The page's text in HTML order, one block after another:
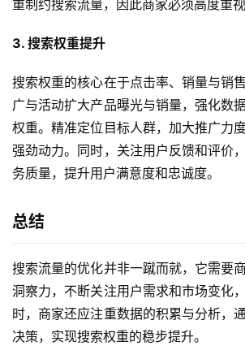
重制约搜索流量，因此商家必须高度重
3. 搜索权重提升
搜索权重的核心在于点击率、销量与销
广与活动扩大产品曝光与销量，强化数
权重。精准定位目标人群，加大推广力
强劲动力。同时，关注用户反馈和评价
务质量，提升用户满意度和忠诚度。
总结
搜索流量的优化并非一蹴而就，它需要
洞察力，不断关注用户需求和市场变化
时，商家还应注重数据的积累与分析，
决策，实现搜索权重的稳步提升。